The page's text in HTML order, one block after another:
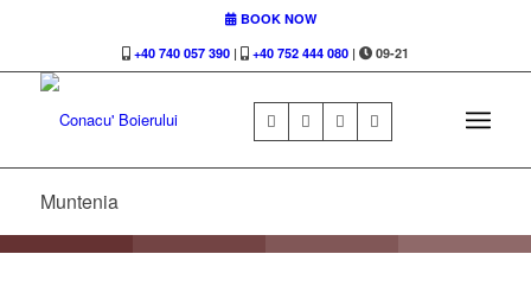
BOOK NOW
+40 740 057 390| +40 752 444 080| 09-21
Muntenia